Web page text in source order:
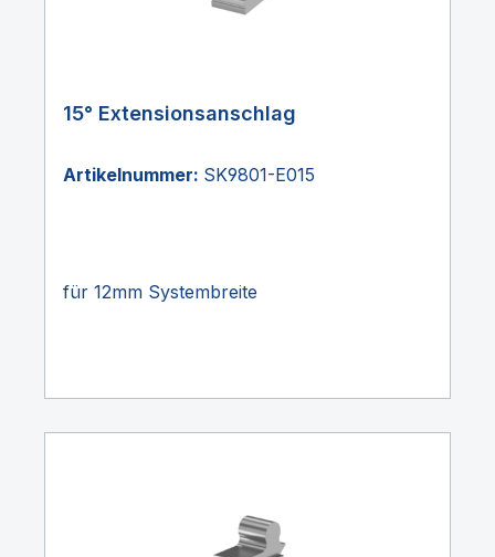
15° Extensionsanschlag
Artikelnummer: SK9801-E015
für 12mm Systembreite